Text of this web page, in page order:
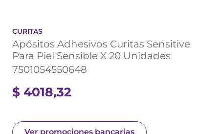
CURITAS
Apósitos Adhesivos Curitas Sensitive
Para Piel Sensible X 20 Unidades
7501054550648
$ 4018,32
Ver promociones bancarias